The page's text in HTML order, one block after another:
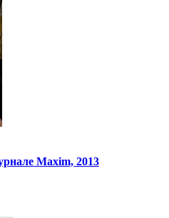
Maxim, 2013